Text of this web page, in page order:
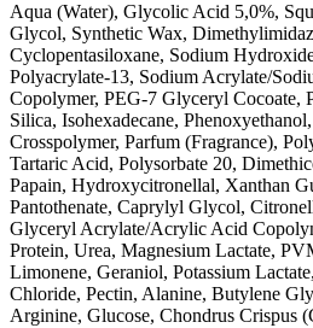
Aqua (Water), Glycolic Acid 5,0%,
Glycol, Synthetic Wax,
Cyclopentasiloxane, Sodium
Polyacrylate-13, Sodium Acrylate/
Copolymer, PEG-7 Glyceryl Cocoate,
Silica, Isohexadecane,
Crosspolymer, Parfum (Fragrance),
Tartaric Acid, Polysorbate 20,
Papain, Hydroxycitronellal, Xanthan
Pantothenate, Caprylyl Glycol,
Glyceryl Acrylate/Acrylic Acid
Protein, Urea, Magnesium Lactate,
Limonene, Geraniol, Potassium
Chloride, Pectin, Alanine, Butylene
Arginine, Glucose, Chondrus Crispus